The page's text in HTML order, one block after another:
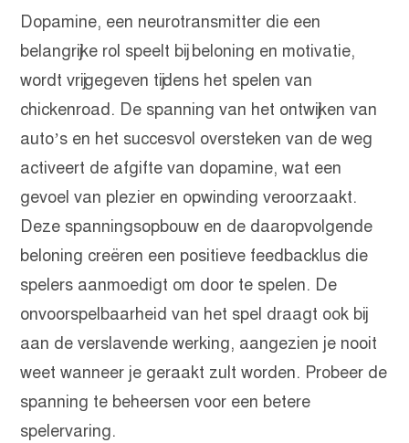
Dopamine, een neurotransmitter die een
belangrijke rol speelt bij beloning en motivatie,
wordt vrijgegeven tijdens het spelen van
chickenroad. De spanning van het ontwijken van
auto’s en het succesvol oversteken van de weg
activeert de afgifte van dopamine, wat een
gevoel van plezier en opwinding veroorzaakt.
Deze spanningsopbouw en de daaropvolgende
beloning creëren een positieve feedbacklus die
spelers aanmoedigt om door te spelen. De
onvoorspelbaarheid van het spel draagt ook bij
aan de verslavende werking, aangezien je nooit
weet wanneer je geraakt zult worden. Probeer de
spanning te beheersen voor een betere
spelervaring.